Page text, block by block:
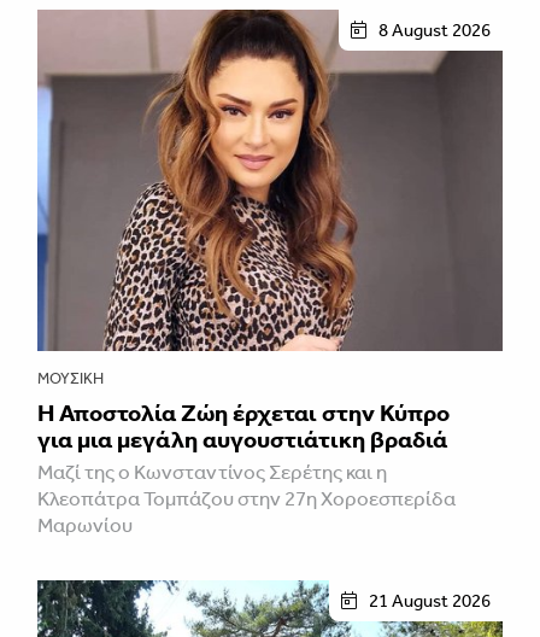
8 August 2026
ΜΟΥΣΙΚΉ
Η Αποστολία Ζώη έρχεται στην Κύπρο
για μια μεγάλη αυγουστιάτικη βραδιά
Μαζί της ο Κωνσταντίνος Σερέτης και η
Κλεοπάτρα Τομπάζου στην 27η Χοροεσπερίδα
Μαρωνίου
21 August 2026